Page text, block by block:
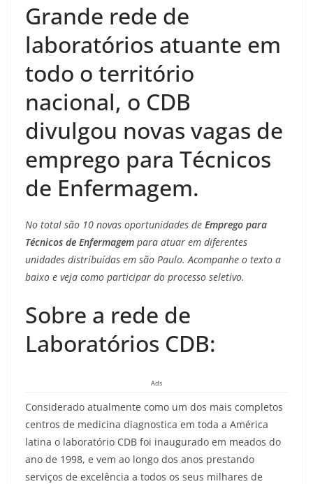
Grande rede de
laboratórios atuante em
todo o território
nacional, o CDB
divulgou novas vagas de
emprego para Técnicos
de Enfermagem.
No total são 10 novas oportunidades de Emprego para
Técnicos de Enfermagem para atuar em diferentes
unidades distribuídas em são Paulo. Acompanhe o texto a
baixo e veja como participar do processo seletivo.
Sobre a rede de
Laboratórios CDB:
Ads
Considerado atualmente como um dos mais completos
centros de medicina diagnostica em toda a América
latina o laboratório CDB foi inaugurado em meados do
ano de 1998, e vem ao longo dos anos prestando
serviços de excelência a todos os seus milhares de